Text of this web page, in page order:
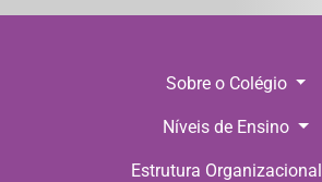
Sobre o Colégio
Níveis de Ensino
Estrutura Organizacional